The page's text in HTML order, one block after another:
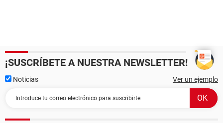
¡SUSCRÍBETE A NUESTRA NEWSLETTER!
Noticias Ver un ejemplo